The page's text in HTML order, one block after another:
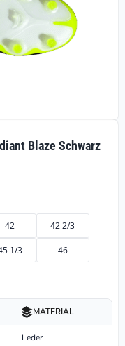
Blaze Schwarz
42 42 2/3
1/3 46
MATERIAL
Leder